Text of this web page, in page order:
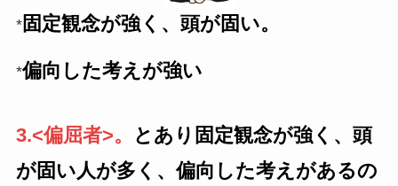
*固定観念が強く、頭が固い。
*偏向した考えが強い
3.<偏屈者>。
とあり固定観念が強く、頭
が固い人が多く、偏向した考えがあるの